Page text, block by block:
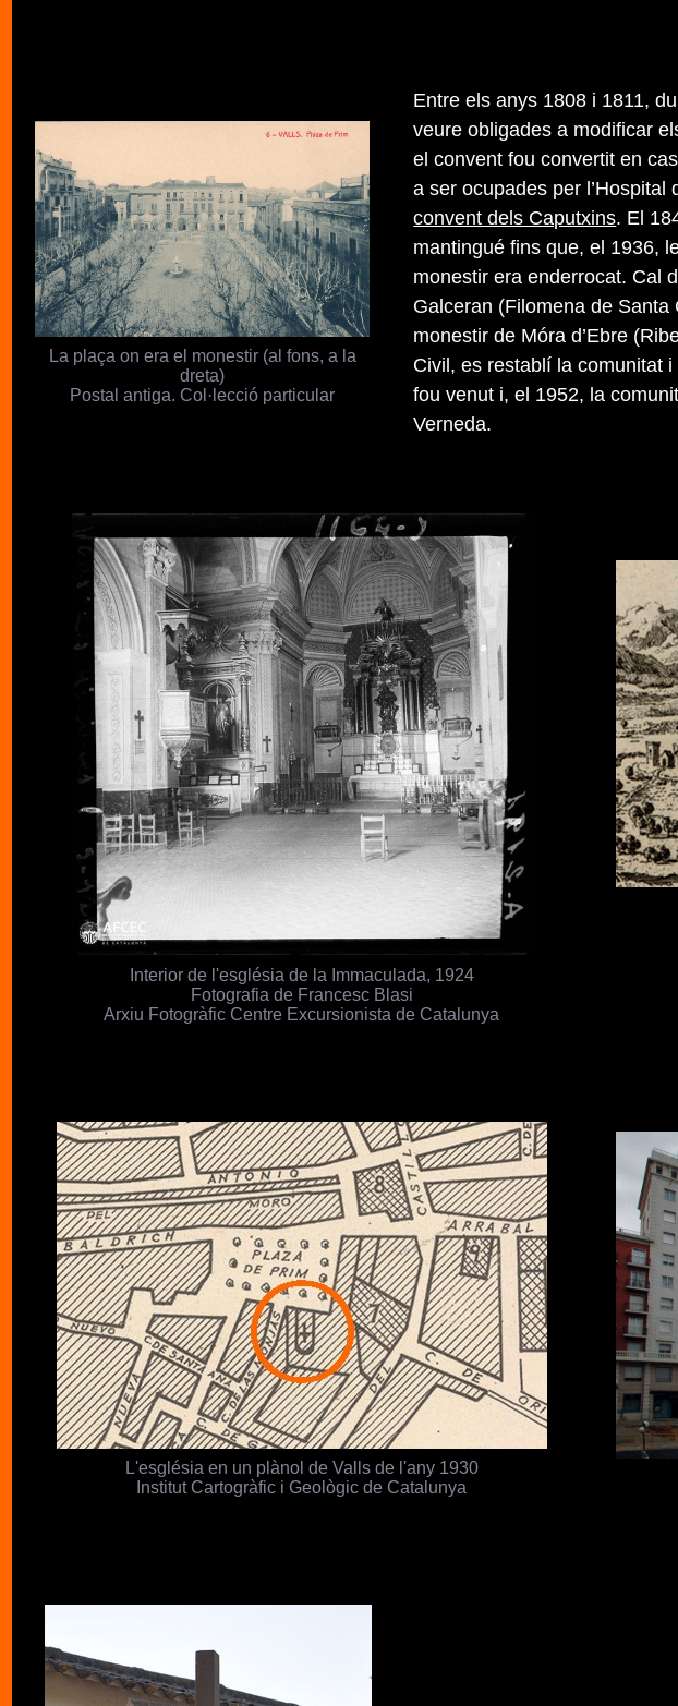
La plaça on era el monestir (al fons, a la
dreta)
Postal antiga. Col·lecció particular
Entre els anys 1808 i 1811,
veure obligades a modificar
el convent fou convertit en
a ser ocupades per
convent dels Caputxins. El
mantingué fins que, el 1936,
monestir era enderrocat. Cal
Galceran (Filomena de Santa
monestir de Móra d’Ebre
Civil, es restablí la comunitat
fou venut i, el 1952, la
Verneda.
Interior de l'església de la Immaculada, 1924
Fotografia de Francesc Blasi
Arxiu Fotogràfic Centre Excursionista de Catalunya
L'església en un plànol de Valls de l'any 1930
Institut Cartogràfic i Geològic de Catalunya